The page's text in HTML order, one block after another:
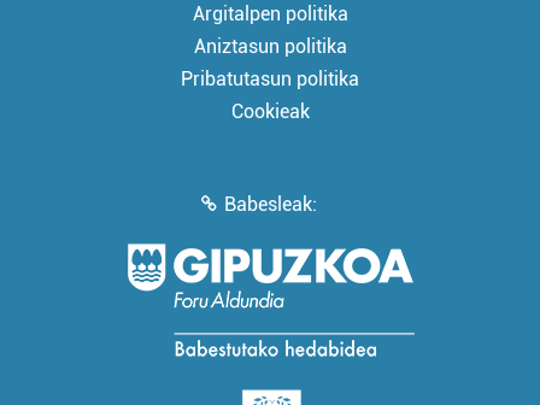
Argitalpen politika
Aniztasun politika
Pribatutasun politika
Cookieak
Babesleak: